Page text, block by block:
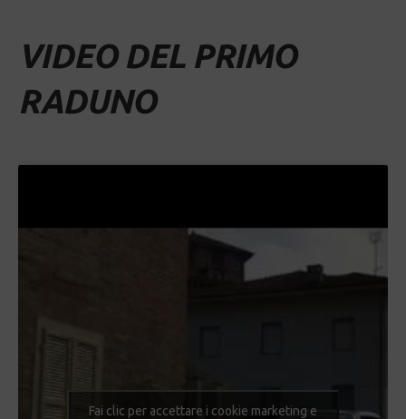
VIDEO DEL PRIMO
RADUNO
Fai clic per accettare i cookie marketing e